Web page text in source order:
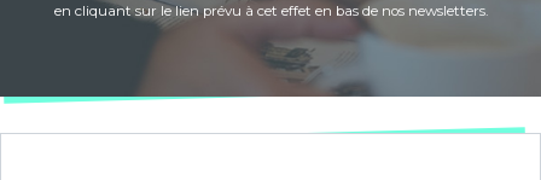
en cliquant sur le lien prévu à cet effet en bas de nos newsletters.